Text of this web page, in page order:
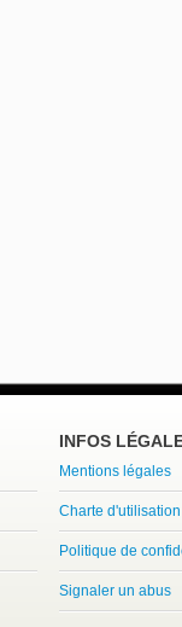
INFOS
Mentions légales
Charte d'utilisation
Politique de
Signaler un abus